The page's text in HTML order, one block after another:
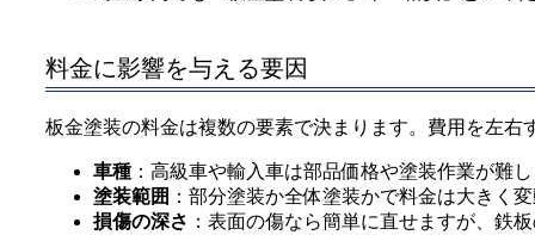
料金に影響を与える要因
板金塗装の料金は複数の要素で決まります。費用を左右
車種 ：高級車や輸入車は部品価格や塗装作業が難
塗装範囲 ：部分塗装か全体塗装かで料金は大きく
損傷の深さ ：表面の傷なら簡単に直せますが、鉄